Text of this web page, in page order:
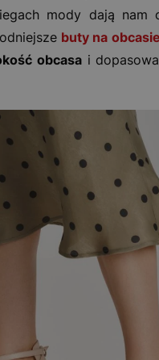
mody dają nam
buty na obcasie
obcasai